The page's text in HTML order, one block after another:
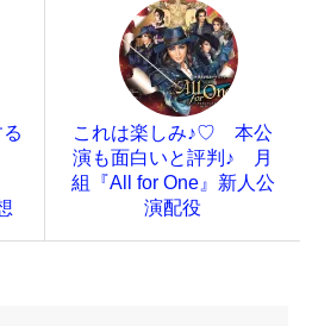
これは楽しみ♪♡ 本公
演も面白いと評判♪ 月
組『All for One』新人公
演配役